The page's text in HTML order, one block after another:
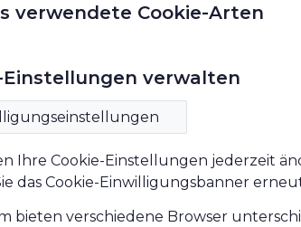
verwendete Cookie-Arten
Einstellungen verwalten
Ihre Cookie-Einstellungen jederzeit
das Cookie-Einwilligungsbanner
bieten verschiedene Browser